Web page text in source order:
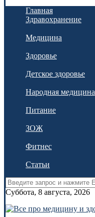
Главная
Здравохранение
Медицина
Здоровье
Детское здоровье
Народная медицина
Питание
ЗОЖ
Фитнес
Статьи
Суббота, 8 августа, 2026